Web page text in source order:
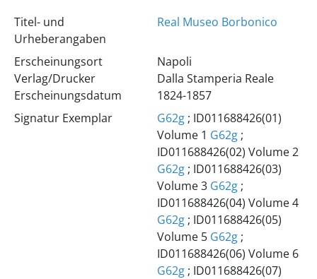
Titel- und
Urheberangaben
Real Museo Borbonico
Erscheinungsort
Verlag/Drucker
Erscheinungsdatum
Napoli
Dalla Stamperia Reale
1824-1857
Signatur Exemplar
G62g; ID011688426(01)
Volume 1 G62g;
ID011688426(02) Volume 2
G62g; ID011688426(03)
Volume 3 G62g;
ID011688426(04) Volume 4
G62g; ID011688426(05)
Volume 5 G62g;
ID011688426(06) Volume 6
G62g; ID011688426(07)